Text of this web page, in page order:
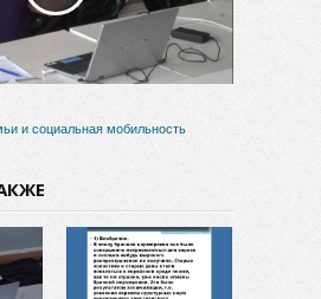
видео
и социальная мобильность